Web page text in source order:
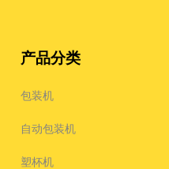
产品分类
包装机
自动包装机
塑杯机